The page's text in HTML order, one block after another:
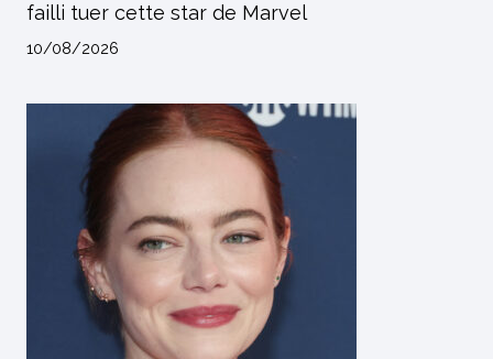
failli tuer cette star de Marvel
10/08/2026